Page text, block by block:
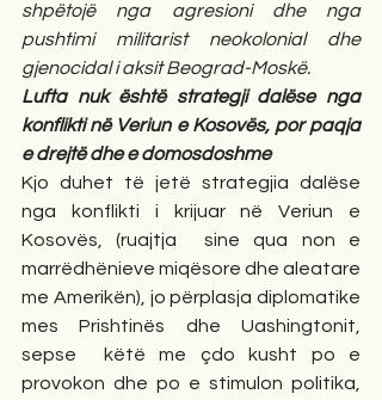
shpëtojë nga agresioni dhe nga
pushtimi militarist neokolonial dhe
gjenocidal i aksit Beograd-Moskë.
Lufta nuk është strategji dalëse nga
konflikti në Veriun e Kosovës, por paqja
e drejtë dhe e domosdoshme
Kjo duhet të jetë strategjia dalëse
nga konflikti i krijuar në Veriun e
Kosovës, (ruajtja  sine qua non e
marrëdhënieve miqësore dhe aleatare
me Amerikën), jo përplasja diplomatike
mes Prishtinës dhe Uashingtonit,
sepse  këtë me çdo kusht po e
provokon dhe po e stimulon politika,